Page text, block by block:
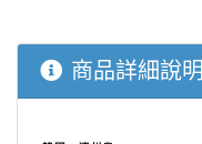
商品詳細說明